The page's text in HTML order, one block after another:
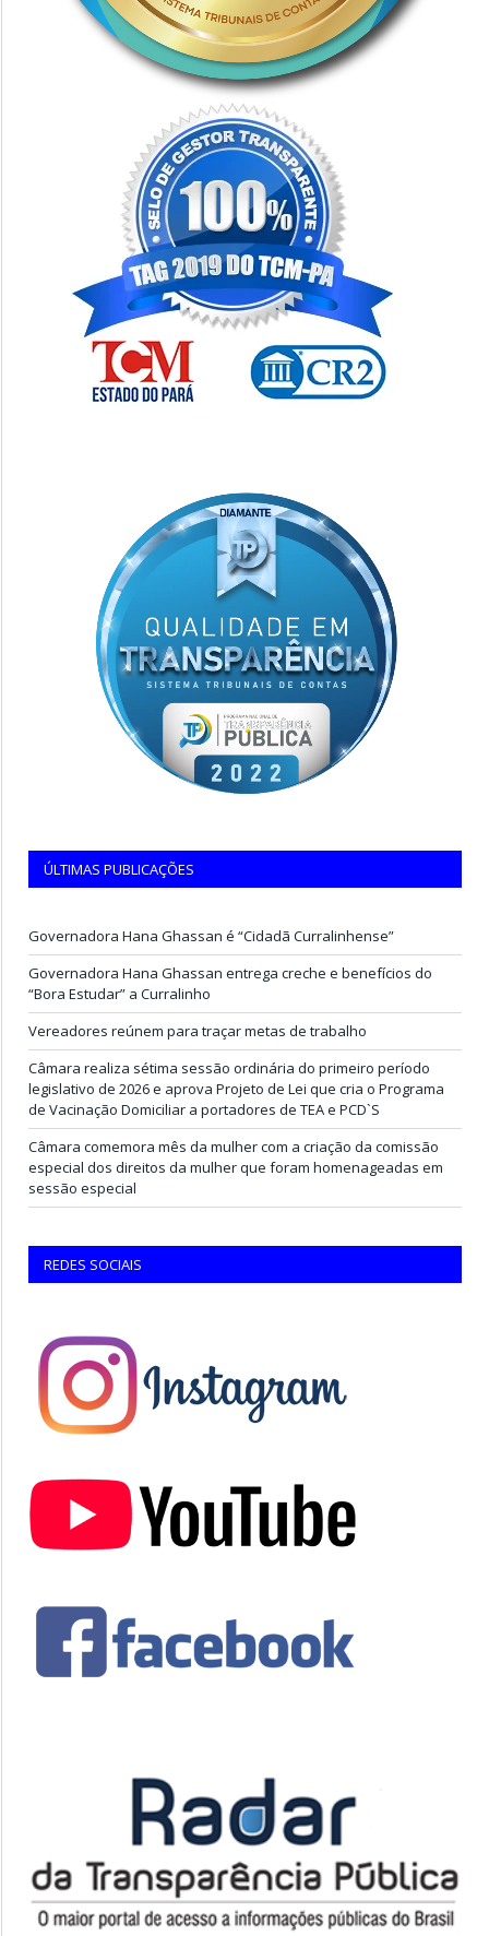
ÚLTIMAS PUBLICAÇÕES
Governadora Hana Ghassan é “Cidadã Curralinhense”
Governadora Hana Ghassan entrega creche e benefícios do
“Bora Estudar” a Curralinho
Vereadores reúnem para traçar metas de trabalho
Câmara realiza sétima sessão ordinária do primeiro período
legislativo de 2026 e aprova Projeto de Lei que cria o Programa
de Vacinação Domiciliar a portadores de TEA e PCD`S
Câmara comemora mês da mulher com a criação da comissão
especial dos direitos da mulher que foram homenageadas em
sessão especial
REDES SOCIAIS